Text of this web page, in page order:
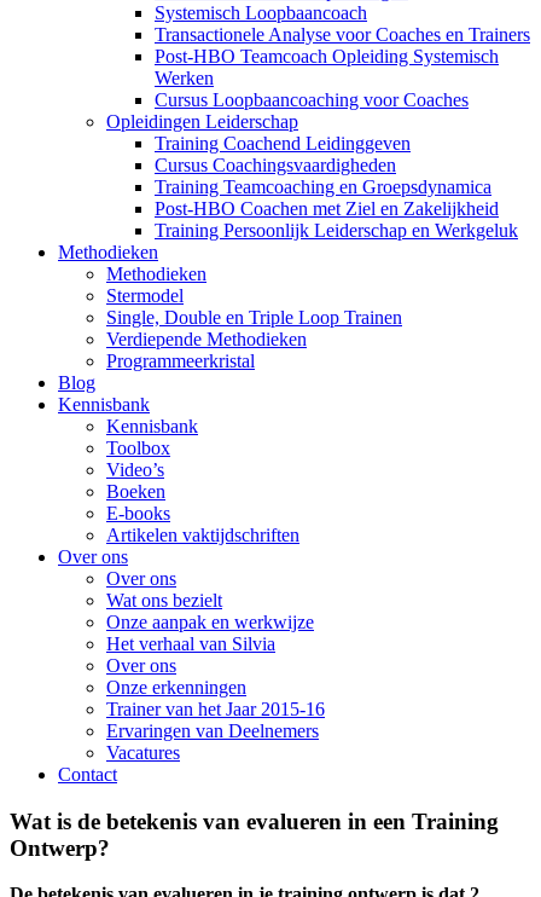
Systemisch Loopbaancoach
Transactionele Analyse voor Coaches en Trainers
Post-HBO Teamcoach Opleiding Systemisch
Werken
Cursus Loopbaancoaching voor Coaches
Opleidingen Leiderschap
Training Coachend Leidinggeven
Cursus Coachingsvaardigheden
Training Teamcoaching en Groepsdynamica
Post-HBO Coachen met Ziel en Zakelijkheid
Training Persoonlijk Leiderschap en Werkgeluk
Methodieken
Methodieken
Stermodel
Single, Double en Triple Loop Trainen
Verdiepende Methodieken
Programmeerkristal
Blog
Kennisbank
Kennisbank
Toolbox
Video’s
Boeken
E-books
Artikelen vaktijdschriften
Over ons
Over ons
Wat ons bezielt
Onze aanpak en werkwijze
Het verhaal van Silvia
Over ons
Onze erkenningen
Trainer van het Jaar 2015-16
Ervaringen van Deelnemers
Vacatures
Contact
Wat is de betekenis van evalueren in een Training
Ontwerp?